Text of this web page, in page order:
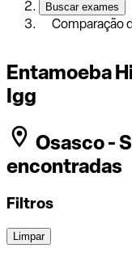
Buscar exames
Comparação
Entamoeba
Igg
Osasco -
encontradas
Filtros
Limpar